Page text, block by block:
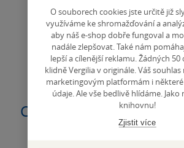
Challenging Gender
Education
O souborech cookies jste určitě již
využíváme ke shromažďování a
aby náš e-shop dobře fungoval a
nadále zlepšovat. Také nám
lepší a cílenější reklamu. Žádných
klidně Vergilia v originále. Váš
marketingovým platformám i
údaje. Ale vše bedlivě hlídáme. Jako
knihovnu!
Zjistit více